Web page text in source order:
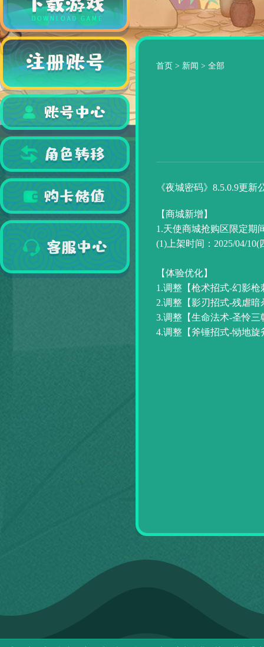
首页 > 新闻 > 全部
《夜城密码》8.5.0.9更新
【商城新增】
1.天使商城抢购区限定期
(1)上架时间：2025/04/
【体验优化】
1.调整【枪术招式-幻影
2.调整【影刃招式-残虐
3.调整【生命法术-圣怜
4.调整【斧锤招式-恸地